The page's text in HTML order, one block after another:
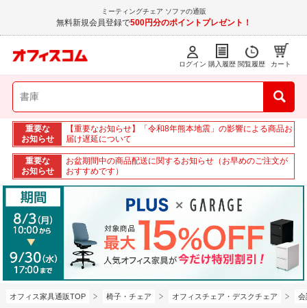
ミーティングチェア ソファの通販
無料新規会員登録で500円分のポイントプレゼント！
ログイン 購入履歴 閲覧履歴 カート
重要な
お知らせ
【重要なお知らせ】「令和8年熊本地震」の影響による商品お
届け遅延について
重要な
お知らせ
お盆期間中の商品配送に関するお知らせ（お早めのご注文が
おすすめです）
オフィス家具通販TOP 椅子・チェア オフィスチェア・デスクチェア 会